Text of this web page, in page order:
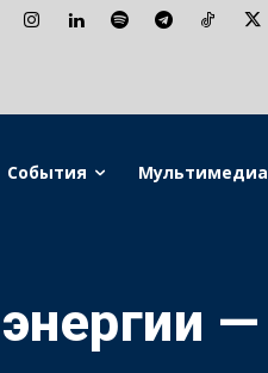
События Мультимедиа
—